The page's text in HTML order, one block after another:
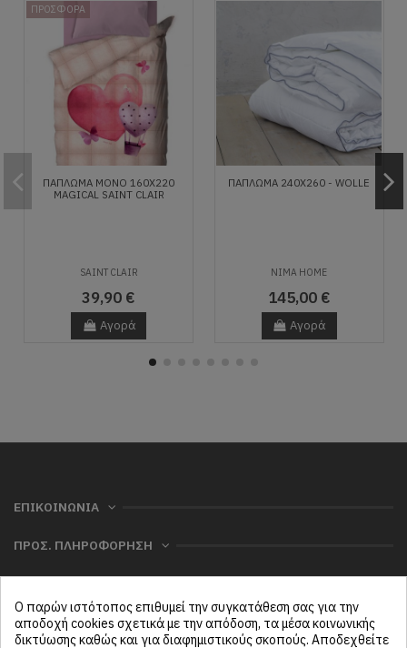
ΠΡΟΣΦΟΡΑ
ΠΆΠΛΩΜΑ MΟΝΌ 160X220
MAGICAL SAINT CLAIR
SAINT CLAIR
39,90 €
Αγορά
ΠΆΠΛΩΜΑ 240X260 - WOLLE
NIMA HOME
145,00 €
Αγορά
ΕΠΙΚΟΙΝΩΝΙΑ
ΠΡΟΣ. ΠΛΗΡΟΦΟΡΗΣΗ
ΜΕΝΟΥ
Ο παρών ιστότοπος επιθυμεί την συγκατάθεση σας για την
αποδοχή cookies σχετικά με την απόδοση, τα μέσα κοινωνικής
δικτύωσης καθώς και για διαφημιστικούς σκοπούς. Αποδεχθείτε